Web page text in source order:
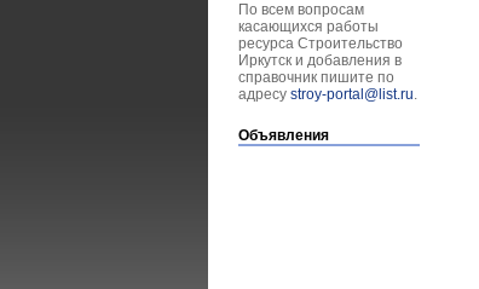
По всем вопросам
касающихся работы
ресурса Строительство
Иркутск и добавления в
справочник пишите по
адресу stroy-portal@list.ru.
Объявления